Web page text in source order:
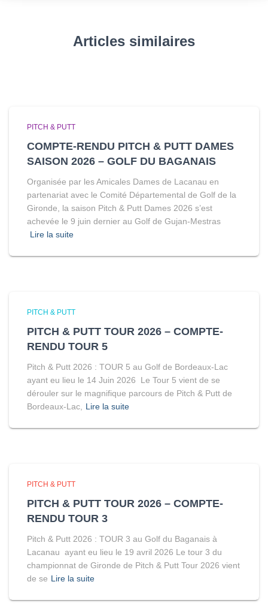
Articles similaires
PITCH & PUTT
COMPTE-RENDU PITCH & PUTT DAMES
SAISON 2026 – GOLF DU BAGANAIS
Organisée par les Amicales Dames de Lacanau en
partenariat avec le Comité Départemental de Golf de la
Gironde, la saison Pitch & Putt Dames 2026 s’est
achevée le 9 juin dernier au Golf de Gujan-Mestras
Lire la suite
PITCH & PUTT
PITCH & PUTT TOUR 2026 – COMPTE-
RENDU TOUR 5
Pitch & Putt 2026 : TOUR 5 au Golf de Bordeaux-Lac
ayant eu lieu le 14 Juin 2026 Le Tour 5 vient de se
dérouler sur le magnifique parcours de Pitch & Putt de
Bordeaux-Lac, Lire la suite
PITCH & PUTT
PITCH & PUTT TOUR 2026 – COMPTE-
RENDU TOUR 3
Pitch & Putt 2026 : TOUR 3 au Golf du Baganais à
Lacanau ayant eu lieu le 19 avril 2026 Le tour 3 du
championnat de Gironde de Pitch & Putt Tour 2026 vient
de se Lire la suite